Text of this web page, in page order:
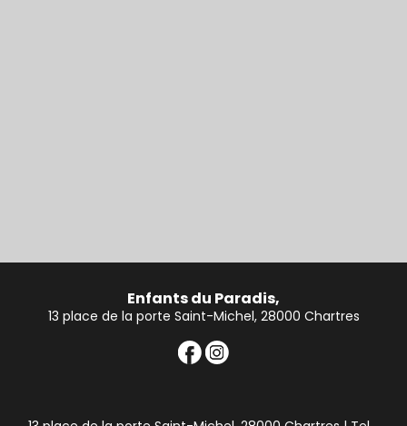
Enfants du Paradis,
13 place de la porte Saint-Michel, 28000 Chartres